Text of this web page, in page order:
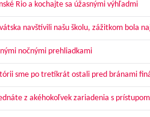
Rio a kochajte sa úžasnými výhľadmi
navštívili našu školu, zážitkom bola
nočnými prehliadkami
sme po tretíkrát ostali pred bránami
z akéhokoľvek zariadenia s